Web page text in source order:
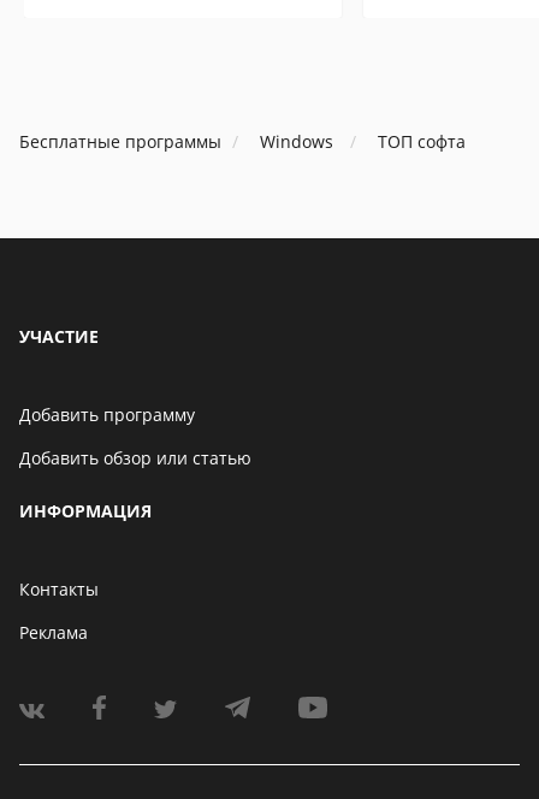
Бесплатные программы Windows ТОП софта
УЧАСТИЕ
Добавить программу
Добавить обзор или статью
ИНФОРМАЦИЯ
Контакты
Реклама